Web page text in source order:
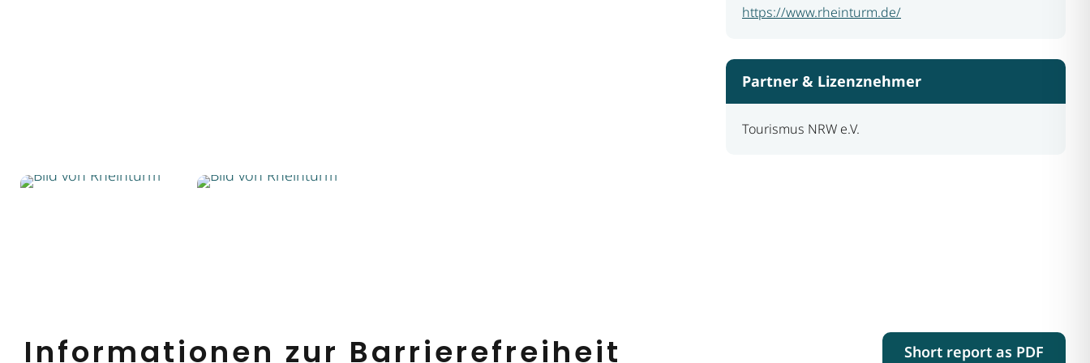
https://www.rheinturm.de/
Partner & Lizenznehmer
Tourismus NRW e.V.
Informationen zur Barrierefreiheit Short report as PDF